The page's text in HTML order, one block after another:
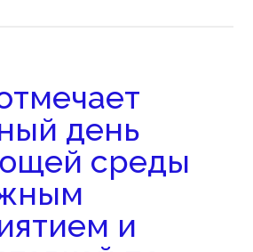
день
среды
и